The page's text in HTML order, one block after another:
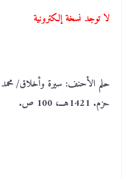
لا توجد نسخة إلكترونية
حلم الأحنف: سيرة وأخلاق/
حزم. 1421هـــ، 100 ص.